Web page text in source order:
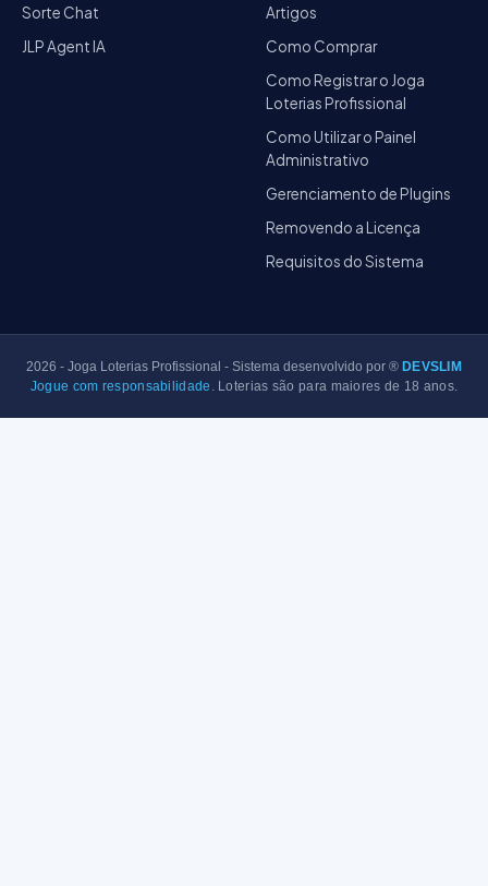
Sorte Chat
JLP Agent IA
Artigos
Como Comprar
Como Registrar o Joga
Loterias Profissional
Como Utilizar o Painel
Administrativo
Gerenciamento de Plugins
Removendo a Licença
Requisitos do Sistema
2026 - Joga Loterias Profissional - Sistema desenvolvido por ® DEVSLIM
Jogue com responsabilidade. Loterias são para maiores de 18 anos.